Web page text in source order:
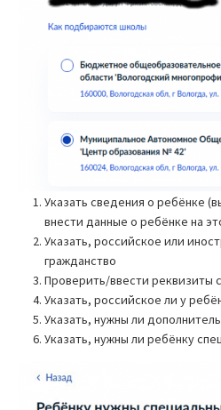
Указать сведения о ребёнке
внести данные о ребёнке на
Указать, российское или
гражданство
Проверить/ввести реквизиты
Указать, российское ли у
Указать, нужны ли
Указать, нужны ли ребёнку